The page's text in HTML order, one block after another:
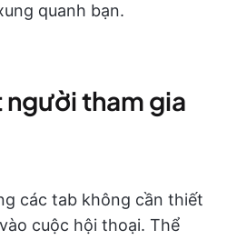
quanh bạn.
người tham gia
các tab không cần thiết
cuộc hội thoại. Thể